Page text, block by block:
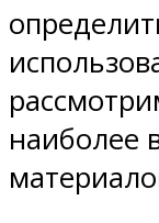
наиболее